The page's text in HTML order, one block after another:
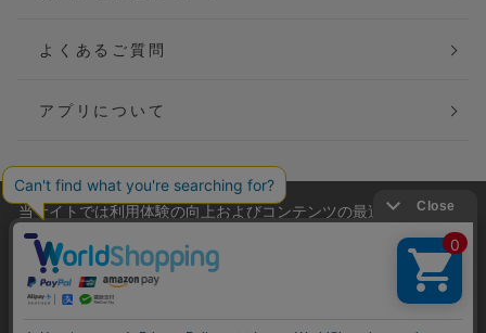
よくあるご質問
アプリについて
会社概要
ご利用規約
当サイトでは利用体験の向上およびコンテンツの最適な提供、ト
ラフィックの分析を目的としてCookieを使用しています。
サイトの閲覧を継続された場合、Cookieの利用に同意したことも
のといたします。
詳細については
をご確認ください。